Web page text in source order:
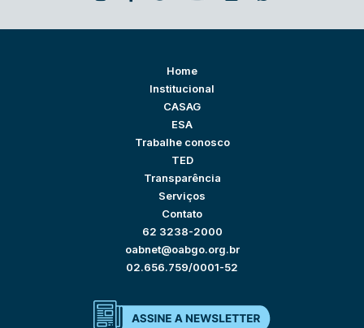
Home
Institucional
CASAG
ESA
Trabalhe conosco
TED
Transparência
Serviços
Contato
62 3238-2000
oabnet@oabgo.org.br
02.656.759/0001-52